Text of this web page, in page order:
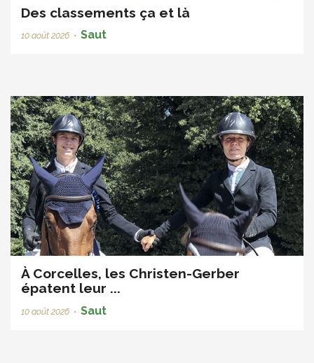
Des classements ça et là
10 août 2026 • Saut
À Corcelles, les Christen-Gerber
épatent leur ...
10 août 2026 • Saut